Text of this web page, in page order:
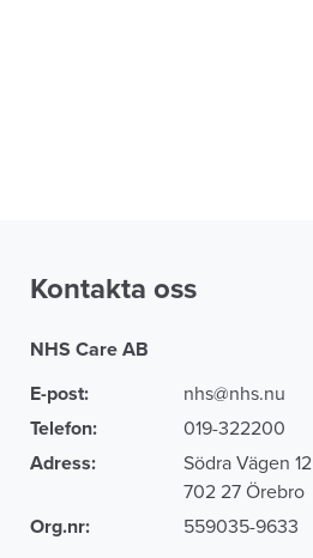
Kontakta oss
NHS Care AB
E-post:
nhs@nhs.nu
Telefon:
019-322200
Adress:
Södra Vägen 12
702 27 Örebro
Org.nr:
559035-9633